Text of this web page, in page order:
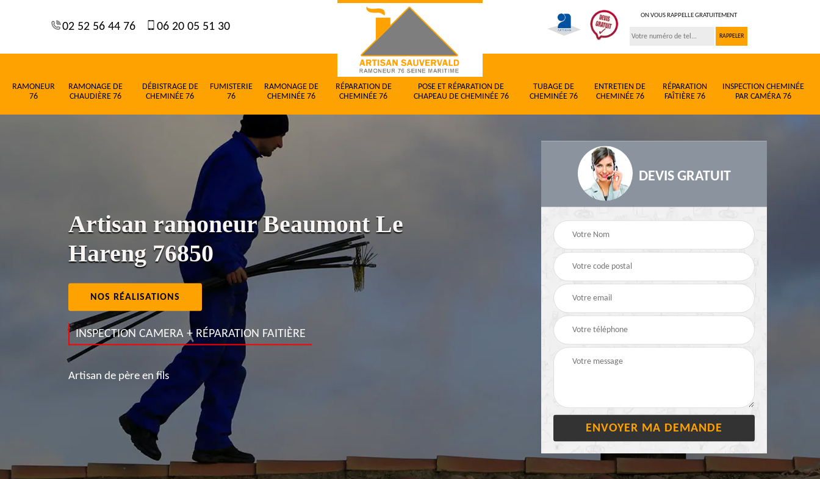
02 52 56 44 76 06 20 05 51 30
ON VOUS RAPPELLE GRATUITEMENT
RAMONEUR
76
RAMONAGE DE
CHAUDIÈRE 76
DÉBISTRAGE DE
CHEMINÉE 76
FUMISTERIE
76
RAMONAGE DE
CHEMINÉE 76
RÉPARATION DE
CHEMINÉE 76
POSE ET RÉPARATION DE
CHAPEAU DE CHEMINÉE 76
TUBAGE DE
CHEMINÉE 76
ENTRETIEN DE
CHEMINÉE 76
RÉPARATION
FAÎTIÈRE 76
INSPECTION CHEMINÉE
PAR CAMÉRA 76
Artisan ramoneur Beaumont Le
Hareng 76850
NOS RÉALISATIONS
INSPECTION CAMERA + RÉPARATION FAITIÈRE
Artisan de père en fils
DEVIS GRATUIT